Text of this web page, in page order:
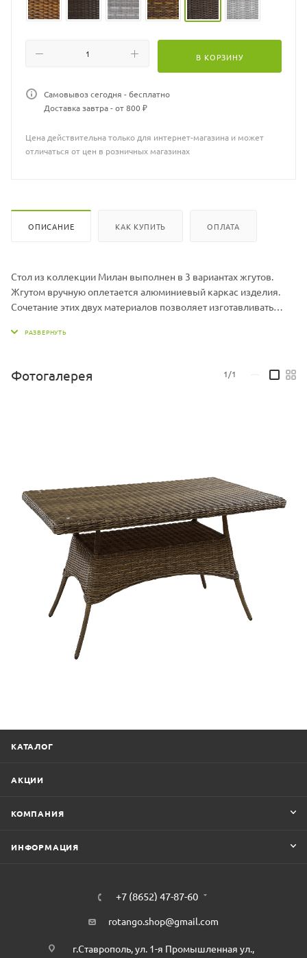
- 190*90*75 см
В КОРЗИНУ
Самовывоз сегодня - бесплатно
Доставка завтра - от 800 ₽
Цена действительна только для интернет-магазина и может
отличаться от цен в розничных магазинах
ОПИСАНИЕ КАК КУПИТЬ ОПЛАТА
Стол из коллекции Милан выполнен в 3 вариантах жгутов.
Жгутом вручную оплетается алюминиевый каркас изделия.
Сочетание этих двух материалов позволяет изготавливать
не выгорает на солнце и не боится влаги. Мебель из
Стол со стеклянной столешницей входит в группу
-240*90*77 см
Столы Милан доступны в разных цветовых сочетаниях жгута.
Фотогалерея 1/1
КАТАЛОГ
АКЦИИ
КОМПАНИЯ
ИНФОРМАЦИЯ
+7 (8652) 47-87-60
rotango.shop@gmail.com
г.Ставрополь, ул. 1-я Промышленная ул.,